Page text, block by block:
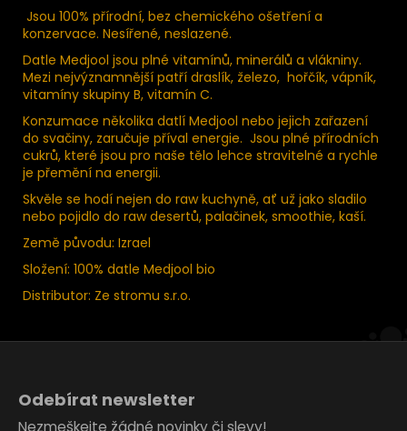
Jsou 100% přírodní, bez chemického ošetření a
konzervace. Nesířené, neslazené.
Datle Medjool jsou plné vitamínů, minerálů a vlákniny.
Mezi nejvýznamnější patří draslík, železo, hořčík, vápník,
vitamíny skupiny B, vitamín C.
Konzumace několika datlí Medjool nebo jejich zařazení
do svačiny, zaručuje příval energie. Jsou plné přírodních
cukrů, které jsou pro naše tělo lehce stravitelné a rychle
je přemění na energii.
Skvěle se hodí nejen do raw kuchyně, ať už jako sladilo
nebo pojidlo do raw desertů, palačinek, smoothie, kaší.
Země původu: Izrael
Složení: 100% datle Medjool bio
Distributor: Ze stromu s.r.o.
Odebírat newsletter
Nezmeškejte žádné novinky či slevy!